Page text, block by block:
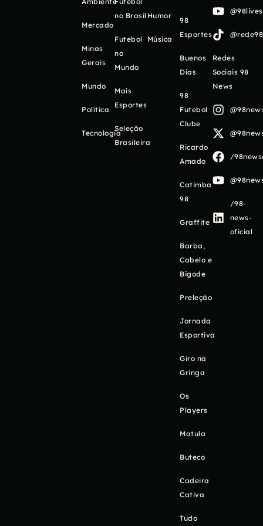
Mercado
Minas
Gerais
Mundo
Política
Tecnologia
no Brasil
Futebol
no
Mundo
Mais
Esportes
Seleção
Brasileira
Humor
Música
98
Esportes
Buenos
Días
98
Futebol
Clube
Ricardo
Amado
Catimba
98
Graffite
Barba,
Cabelo e
Bigode
Preleção
Jornada
Esportiva
Giro na
Gringa
Os
Players
Matula
Buteco
Cadeira
Cativa
Tudo
Redes
Sociais 98
News
/
/98-
news-
oficial